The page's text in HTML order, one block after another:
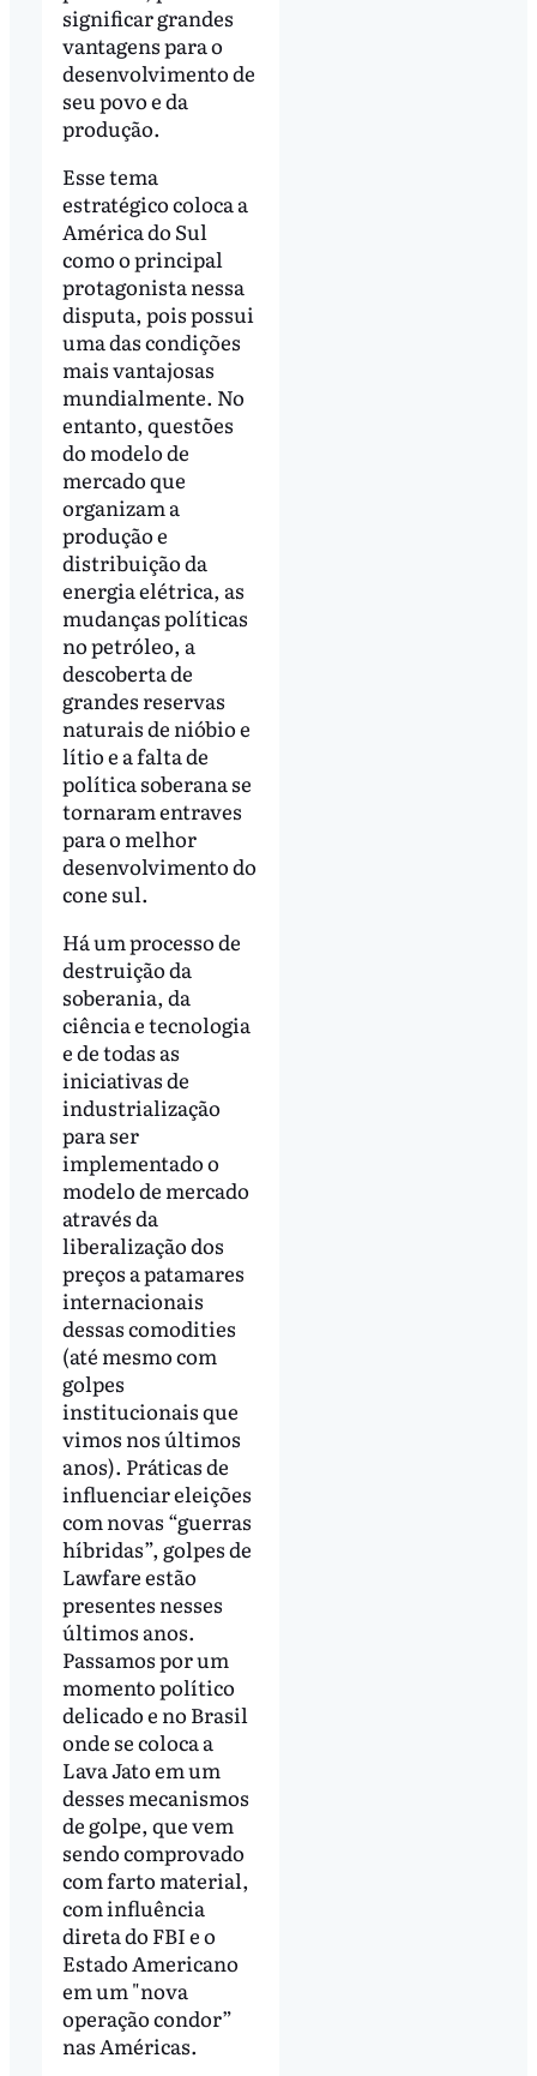
significar grandes
vantagens para o
desenvolvimento de
seu povo e da
produção.
Esse tema
estratégico coloca a
América do Sul
como o principal
protagonista nessa
disputa, pois possui
uma das condições
mais vantajosas
mundialmente. No
entanto, questões
do modelo de
mercado que
organizam a
produção e
distribuição da
energia elétrica, as
mudanças políticas
no petróleo, a
descoberta de
grandes reservas
naturais de nióbio e
lítio e a falta de
política soberana se
tornaram entraves
para o melhor
desenvolvimento do
cone sul.
Há um processo de
destruição da
soberania, da
ciência e tecnologia
e de todas as
iniciativas de
industrialização
para ser
implementado o
modelo de mercado
através da
liberalização dos
preços a patamares
internacionais
dessas comodities
(até mesmo com
golpes
institucionais que
vimos nos últimos
anos). Práticas de
influenciar eleições
com novas “guerras
híbridas”, golpes de
Lawfare estão
presentes nesses
últimos anos.
Passamos por um
momento político
delicado e no Brasil
onde se coloca a
Lava Jato em um
desses mecanismos
de golpe, que vem
sendo comprovado
com farto material,
com influência
direta do FBI e o
Estado Americano
em um "nova
operação condor”
nas Américas.